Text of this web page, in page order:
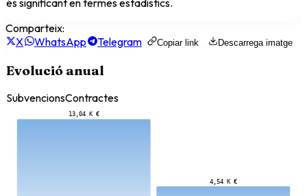
Comparteix:
X
WhatsApp Telegram Copiar link Descarrega imatge
Evolució anual
SubvencionsContractes
13,04 K €
4,54 K €